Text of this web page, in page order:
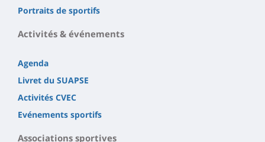
Portraits de sportifs
Activités & événements
Agenda
Livret du SUAPSE
Activités CVEC
Evénements sportifs
Associations sportives